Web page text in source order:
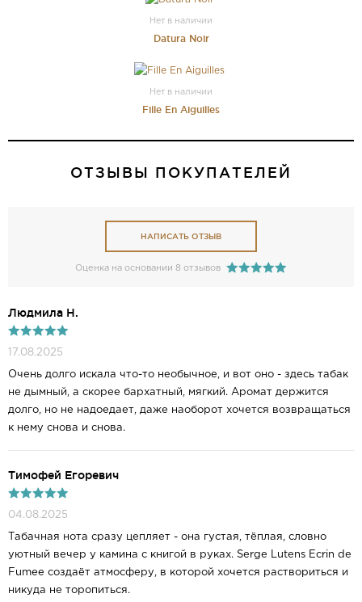
Нет в наличии
Datura Noir
Нет в наличии
Fille En Aiguilles
ОТЗЫВЫ ПОКУПАТЕЛЕЙ
НАПИСАТЬ ОТЗЫВ
Оценка на основании 8 отзывов
Людмила Н.
17.08.2025
Очень долго искала что-то необычное, и вот оно - здесь табак
не дымный, а скорее бархатный, мягкий. Аромат держится
долго, но не надоедает, даже наоборот хочется возвращаться
к нему снова и снова.
Тимофей Егоревич
04.08.2025
Табачная нота сразу цепляет - она густая, тёплая, словно
уютный вечер у камина с книгой в руках. Serge Lutens Ecrin de
Fumee создаёт атмосферу, в которой хочется раствориться и
никуда не торопиться.